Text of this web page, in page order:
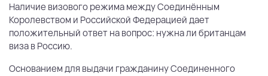
Наличие визового режима между Соединённым
Королевством и Российской Федерацией дает
положительный ответ на вопрос: нужна ли британцам
виза в Россию.
Основанием для выдачи гражданину Соединенного